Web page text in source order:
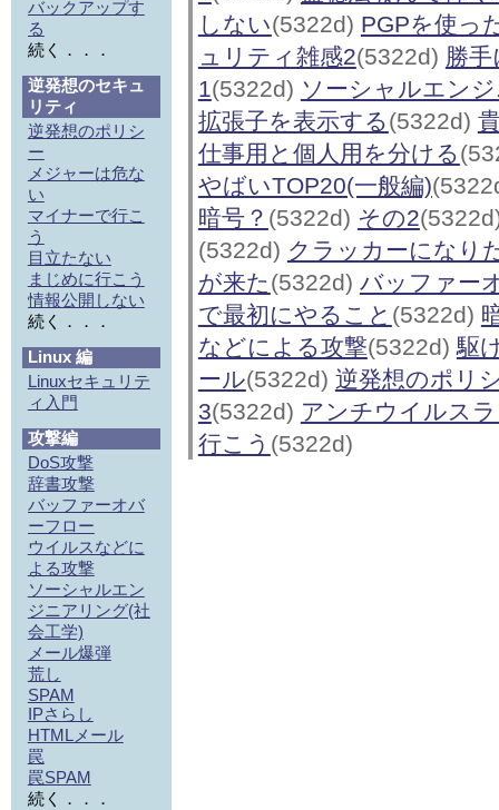
しない(5322d) PGPを使っ
ュリティ雑感2(5322d) 勝
1(5322d) ソーシャルエン
拡張子を表示する(5322d)
仕事用と個人用を分ける
やばいTOP20(一般編)
暗号？ (5322d) その2
(5322d) クラッカーになり
が来た(5322d) バッファー
で最初にやること (5322d)
などによる攻撃(5322d)駆
ール(5322d) 逆発想のポリ
3(5322d) アンチウイルス
行こう (5322d)
バックアップす
る
続く．．．
逆発想のセキュ
リティ
逆発想のポリシ
ー
メジャーは危な
い
マイナーで行こ
う
目立たない
まじめに行こう
情報公開しない
続く．．．
Linux 編
Linuxセキュリテ
ィ入門
攻撃編
DoS攻撃
辞書攻撃
バッファーオバ
ーフロー
ウイルスなどに
よる攻撃
ソーシャルエン
ジニアリング(社
会工学)
メール爆弾
荒し
SPAM
IPさらし
HTMLメール
罠
罠SPAM
続く．．．